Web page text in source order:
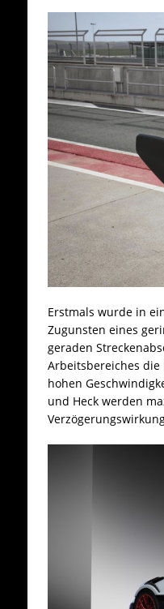
Erstmals wurde in
Zugunsten eines
geraden
Arbeitsbereiches die
hohen
und Heck werden